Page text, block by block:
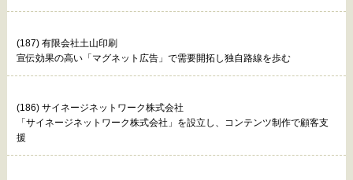
(187) 有限会社土山印刷
宣伝効果の高い「マグネット広告」で需要開拓し独自路線を歩む
(186) サイネージネットワーク株式会社
「サイネージネットワーク株式会社」を設立し、コンテンツ制作で顧客支
援